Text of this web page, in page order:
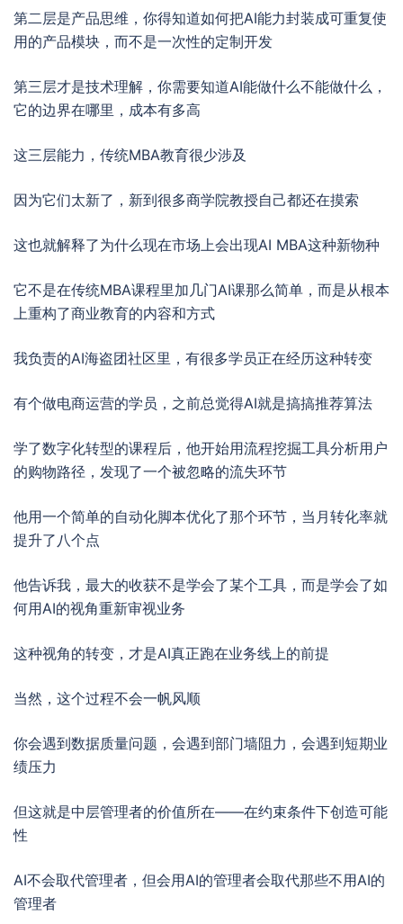
第二层是产品思维，你得知道如何把AI能力封装成可重复使
用的产品模块，而不是一次性的定制开发
第三层才是技术理解，你需要知道AI能做什么不能做什么，
它的边界在哪里，成本有多高
这三层能力，传统MBA教育很少涉及
因为它们太新了，新到很多商学院教授自己都还在摸索
这也就解释了为什么现在市场上会出现AI MBA这种新物种
它不是在传统MBA课程里加几门AI课那么简单，而是从根本
上重构了商业教育的内容和方式
我负责的AI海盗团社区里，有很多学员正在经历这种转变
有个做电商运营的学员，之前总觉得AI就是搞搞推荐算法
学了数字化转型的课程后，他开始用流程挖掘工具分析用户
的购物路径，发现了一个被忽略的流失环节
他用一个简单的自动化脚本优化了那个环节，当月转化率就
提升了八个点
他告诉我，最大的收获不是学会了某个工具，而是学会了如
何用AI的视角重新审视业务
这种视角的转变，才是AI真正跑在业务线上的前提
当然，这个过程不会一帆风顺
你会遇到数据质量问题，会遇到部门墙阻力，会遇到短期业
绩压力
但这就是中层管理者的价值所在——在约束条件下创造可能
性
AI不会取代管理者，但会用AI的管理者会取代那些不用AI的
管理者